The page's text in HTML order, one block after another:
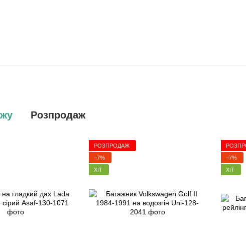
Розпродаж
РОЗПРОДАЖ
−7%
ХІТ
−7%
ХІТ